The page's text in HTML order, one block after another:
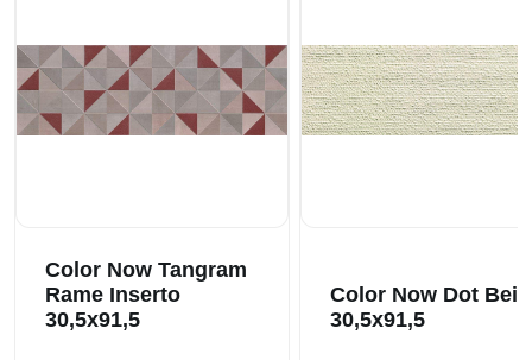
Color Now Tangram
Rame Inserto
30,5x91,5
Color Now Dot
30,5x91,5